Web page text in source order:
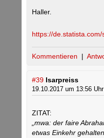
Haller.
https://
Kommentieren |
#39 Isarpreiss
19.10.2017 um 13:56 Uhr
ZITAT:
„mwa: der faire
etwas Einkehr gehalten.